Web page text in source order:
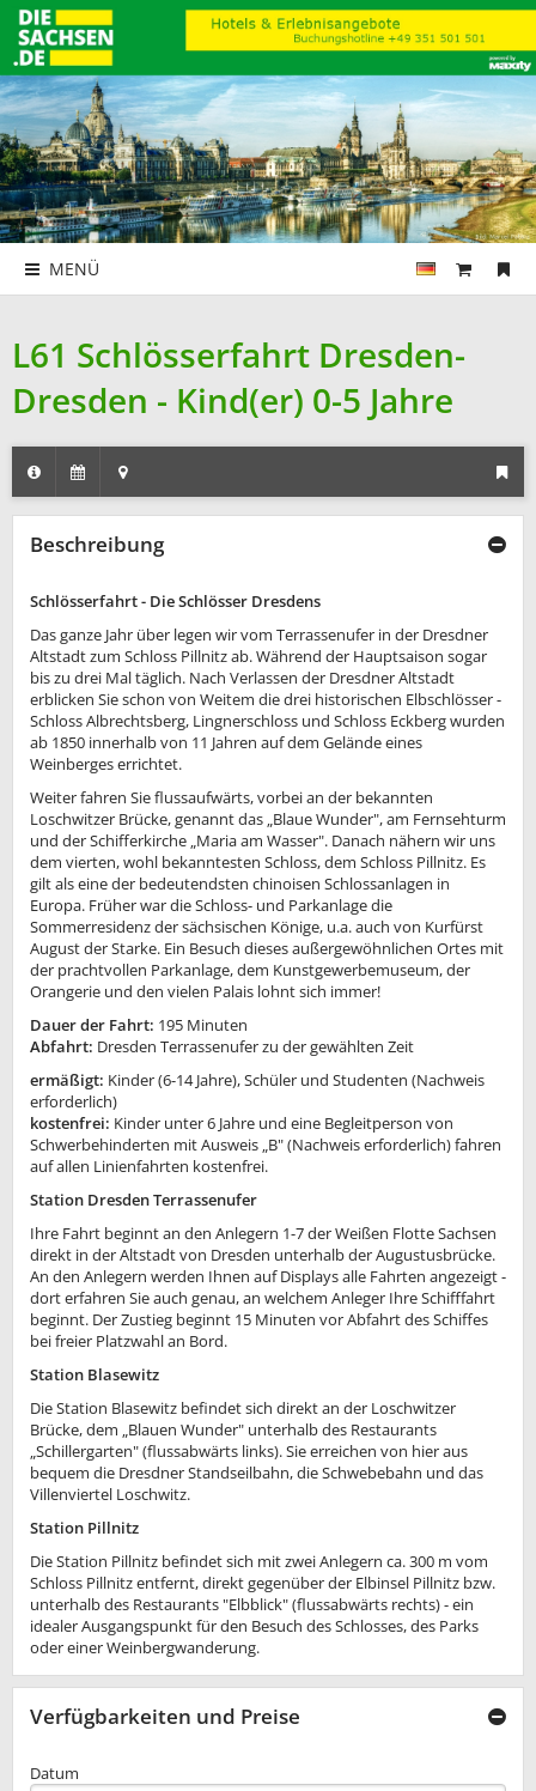
MENÜ
L61 Schlösserfahrt Dresden-
Dresden - Kind(er) 0-5 Jahre
Beschreibung
Schlösserfahrt - Die Schlösser Dresdens
Das ganze Jahr über legen wir vom Terrassenufer in der Dresdner
Altstadt zum Schloss Pillnitz ab. Während der Hauptsaison sogar
bis zu drei Mal täglich. Nach Verlassen der Dresdner Altstadt
erblicken Sie schon von Weitem die drei historischen Elbschlösser -
Schloss Albrechtsberg, Lingnerschloss und Schloss Eckberg wurden
ab 1850 innerhalb von 11 Jahren auf dem Gelände eines
Weinberges errichtet.
Weiter fahren Sie flussaufwärts, vorbei an der bekannten
Loschwitzer Brücke, genannt das „Blaue Wunder", am Fernsehturm
und der Schifferkirche „Maria am Wasser". Danach nähern wir uns
dem vierten, wohl bekanntesten Schloss, dem Schloss Pillnitz. Es
gilt als eine der bedeutendsten chinoisen Schlossanlagen in
Europa. Früher war die Schloss- und Parkanlage die
Sommerresidenz der sächsischen Könige, u.a. auch von Kurfürst
August der Starke. Ein Besuch dieses außergewöhnlichen Ortes mit
der prachtvollen Parkanlage, dem Kunstgewerbemuseum, der
Orangerie und den vielen Palais lohnt sich immer!
Dauer der Fahrt: 195 Minuten
Abfahrt: Dresden Terrassenufer zu der gewählten Zeit
ermäßigt: Kinder (6-14 Jahre), Schüler und Studenten (Nachweis
erforderlich)
kostenfrei: Kinder unter 6 Jahre und eine Begleitperson von
Schwerbehinderten mit Ausweis „B" (Nachweis erforderlich) fahren
auf allen Linienfahrten kostenfrei.
Station Dresden Terrassenufer
Ihre Fahrt beginnt an den Anlegern 1-7 der Weißen Flotte Sachsen
direkt in der Altstadt von Dresden unterhalb der Augustusbrücke.
An den Anlegern werden Ihnen auf Displays alle Fahrten angezeigt -
dort erfahren Sie auch genau, an welchem Anleger Ihre Schifffahrt
beginnt. Der Zustieg beginnt 15 Minuten vor Abfahrt des Schiffes
bei freier Platzwahl an Bord.
Station Blasewitz
Die Station Blasewitz befindet sich direkt an der Loschwitzer
Brücke, dem „Blauen Wunder" unterhalb des Restaurants
„Schillergarten" (flussabwärts links). Sie erreichen von hier aus
bequem die Dresdner Standseilbahn, die Schwebebahn und das
Villenviertel Loschwitz.
Station Pillnitz
Die Station Pillnitz befindet sich mit zwei Anlegern ca. 300 m vom
Schloss Pillnitz entfernt, direkt gegenüber der Elbinsel Pillnitz bzw.
unterhalb des Restaurants "Elbblick" (flussabwärts rechts) - ein
idealer Ausgangspunkt für den Besuch des Schlosses, des Parks
oder einer Weinbergwanderung.
Verfügbarkeiten und Preise
Datum